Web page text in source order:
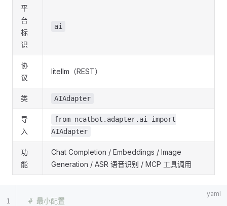
平
台
标
识
ai
协
议
litellm（REST）
类 AIAdapter
导
入
from ncatbot.adapter.ai import
AIAdapter
功
能
Chat Completion / Embeddings / Image
Generation / ASR 语音识别 / MCP 工具调用
# 最小配置